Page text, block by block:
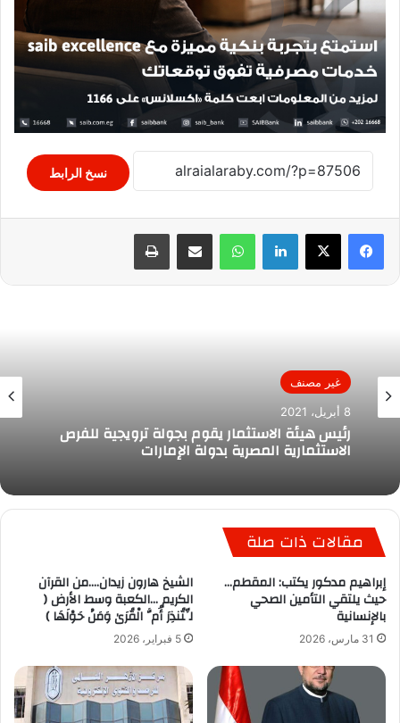
نسخ الرابط
لينكدإن واتساب مشاركة عبر البريد طباعة
غير مصنف
8 أبريل، 2021
رئيس هيئة الاستثمار يقوم بجولة ترويجية للفرص
الاستثمارية المصرية بدولة الإمارات
مقالات ذات صلة
إبراهيم مدكور يكتب: المقطم…
حيث يلتقي التأمين الصحي
بالإنسانية
31 مارس، 2026
الشيخ هارون زيدان….من القرآن
الكريم …الكعبة وسط الأرض (
لِّتُنذِرَ أُمَّ الْقُرَىٰ وَمَنْ حَوْلَهَا )
5 فبراير، 2026